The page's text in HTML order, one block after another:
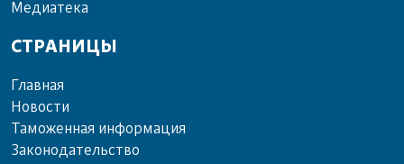
Ме­диа­те­ка
СТРАНИЦЫ
Главная
Новости
Таможенная информация
Законодательство